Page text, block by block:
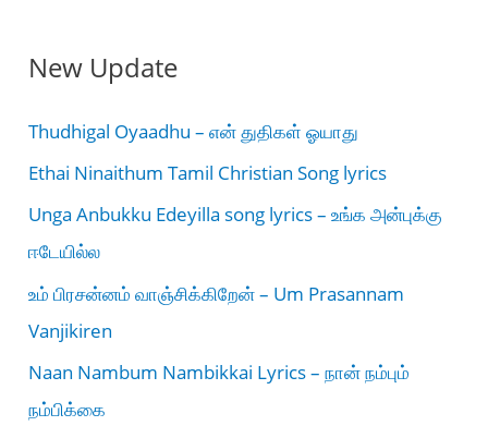
New Update
Thudhigal Oyaadhu – என் துதிகள் ஓயாது
Ethai Ninaithum Tamil Christian Song lyrics
Unga Anbukku Edeyilla song lyrics – உங்க அன்புக்கு
ஈடேயில்ல
உம் பிரசன்னம் வாஞ்சிக்கிறேன் – Um Prasannam
Vanjikiren
Naan Nambum Nambikkai Lyrics – நான் நம்பும்
நம்பிக்கை